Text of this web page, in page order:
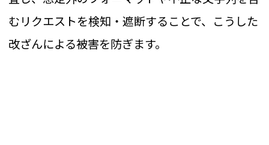
むリクエストを検知・遮断することで、こうした
改ざんによる被害を防ぎます。